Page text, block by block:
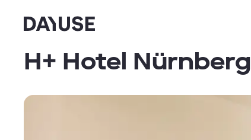
Dayuse
H+ Hotel Nürnberg